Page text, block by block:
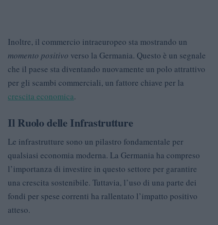
Inoltre, il commercio intraeuropeo sta mostrando un
momento positivo verso la Germania. Questo è un segnale
che il paese sta diventando nuovamente un polo attrattivo
per gli scambi commerciali, un fattore chiave per la
crescita economica.
Il Ruolo delle Infrastrutture
Le infrastrutture sono un pilastro fondamentale per
qualsiasi economia moderna. La Germania ha compreso
l’importanza di investire in questo settore per garantire
una crescita sostenibile. Tuttavia, l’uso di una parte dei
fondi per spese correnti ha rallentato l’impatto positivo
atteso.